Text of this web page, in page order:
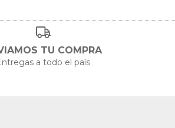
TU COMPRA
a todo el país